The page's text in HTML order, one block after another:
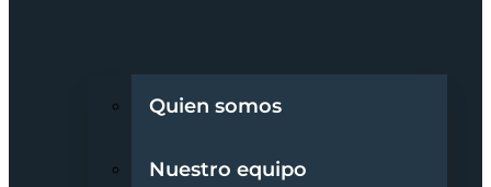
Quien somos
Nuestro equipo